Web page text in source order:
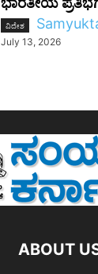
ವಿದೇಶ
July 13, 2026
ABOUT